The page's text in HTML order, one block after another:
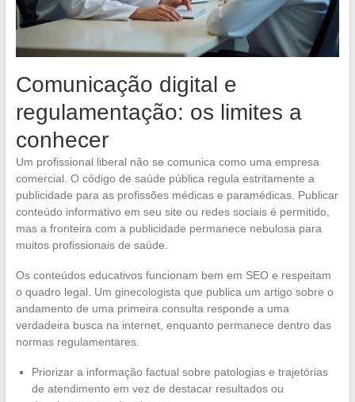
Comunicação digital e
regulamentação: os limites a
conhecer
Um profissional liberal não se comunica como uma empresa
comercial. O código de saúde pública regula estritamente a
publicidade para as profissões médicas e paramédicas. Publicar
conteúdo informativo em seu site ou redes sociais é permitido,
mas a fronteira com a publicidade permanece nebulosa para
muitos profissionais de saúde.
Os conteúdos educativos funcionam bem em SEO e respeitam
o quadro legal. Um ginecologista que publica um artigo sobre o
andamento de uma primeira consulta responde a uma
verdadeira busca na internet, enquanto permanece dentro das
normas regulamentares.
Priorizar a informação factual sobre patologias e trajetórias
de atendimento em vez de destacar resultados ou